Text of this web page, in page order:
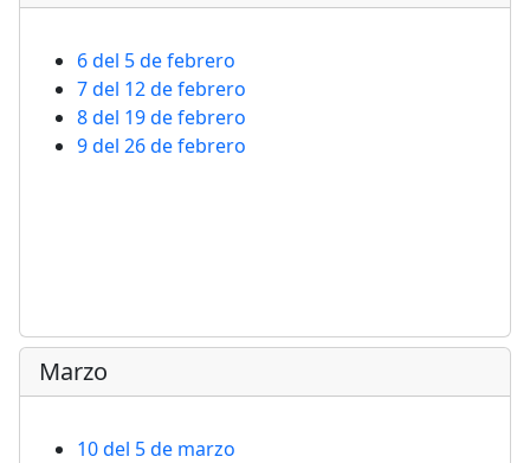
6 del 5 de febrero
7 del 12 de febrero
8 del 19 de febrero
9 del 26 de febrero
Marzo
10 del 5 de marzo